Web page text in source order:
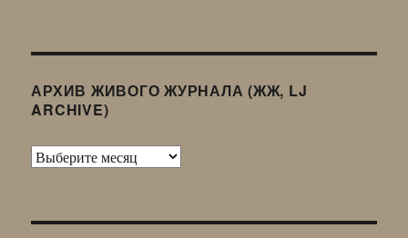
АРХИВ ЖИВОГО ЖУРНАЛА (ЖЖ, LJ
ARCHIVE)
Архив